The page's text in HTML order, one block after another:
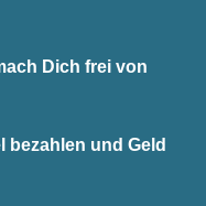
Dich frei von
bezahlen und Geld